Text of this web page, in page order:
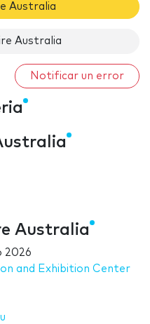
Australia
Australia
Notificar un error
Australia
2026
and Exhibition Center